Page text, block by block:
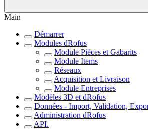
Main
Démarrer
Modules dRofus
Module Pièces et Gabarits
Module Items
Réseaux
Acquisition et Livraison
Module Entreprises
Modèles 3D et dRofus
Données - Import, Validation,
Administration dRofus
API.